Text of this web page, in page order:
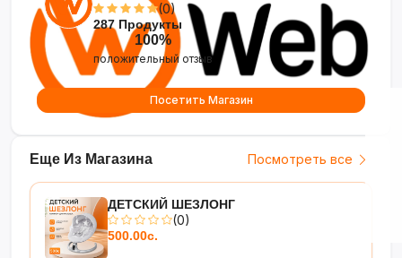
Ширина внутреннего
блока
30.6 см
Высота внутреннего
блока
92 см
Глубина внутреннего
блока
19.5 см
Вес внутреннего блока
Ширина внешнего
внутреннего блока
49.8 см
Высота внешнего блока
Еще Из Магазина Посмотреть все
ДЕТСКИЙ ШЕЗЛОНГ
(0)
500.00с.
(0)
287 Продукты
100%
положительный отзыв
Посетить Магазин